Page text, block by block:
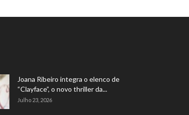
Joana Ribeiro integra o elenco de
“Clayface”, o novo thriller da...
Julho 23, 2026